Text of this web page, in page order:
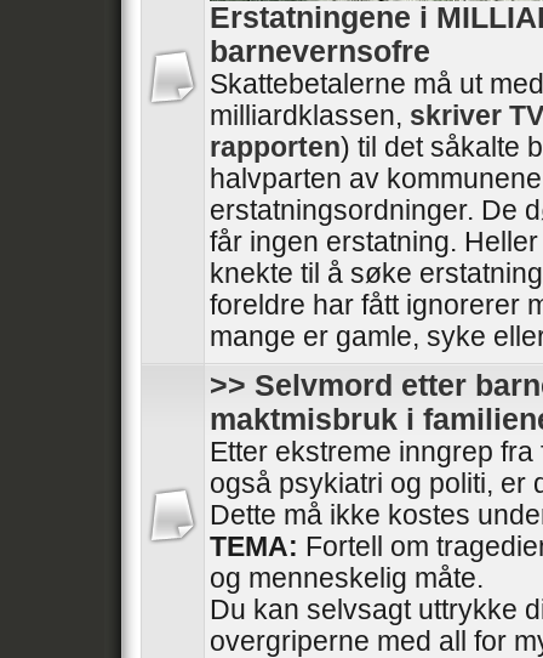
Erstatningene i
barnevernsofre
Skattebetalerne må ut
milliardklassen, skriver
rapporten) til det såkalte
halvparten av
erstatningsordninger. De
får ingen erstatning.
knekte til å søke
foreldre har fått ignorerer
mange er gamle, syke
>> Selvmord etter
maktmisbruk i
Etter ekstreme inngrep
også psykiatri og politi, er
Dette må ikke kostes
TEMA: Fortell om
og menneskelig måte.
Du kan selvsagt uttrykke
overgriperne med all for